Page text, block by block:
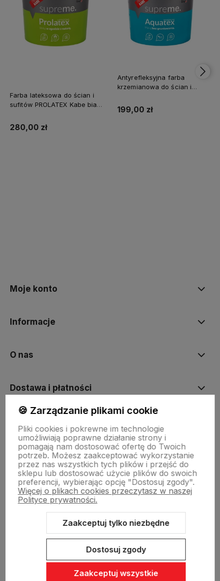
Farba lateksowa do ścian i
sufitów PROLATEX Kabe biała
matowa
280,00 zł
Antyrefleksyjna farba
krzemianowa do ścian i
199,00 zł
Moje konto
Informacje
O nas
Dostawa i płatności
Obsługa hurtowa
Sklep internetowy Shoper Premium
Szablon Shoper Modern 3.0™
🍪 Zarządzanie plikami cookie
Pliki cookies i pokrewne im technologie
umożliwiają poprawne działanie strony i
pomagają nam dostosować ofertę do Twoich
potrzeb. Możesz zaakceptować wykorzystanie
przez nas wszystkich tych plików i przejść do
sklepu lub dostosować użycie plików do swoich
preferencji, wybierając opcję "Dostosuj zgody".
Więcej o plikach cookies przeczytasz w naszej
Polityce prywatności.
Zaakceptuj tylko niezbędne
Dostosuj zgody
Zaakceptuj wszystkie